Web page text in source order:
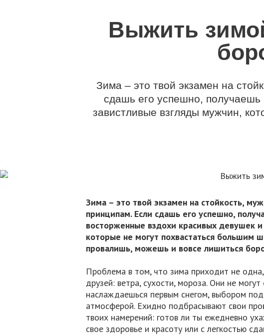
Выжить
Зима – это твой экзамен на
сдашь его успешно,
завистливые взгляды мужчин,
Зима – это твой экзамен на стойкость,
принципам. Если сдашь его успешно,
восторженные вздохи красивых девушек
которые не могут похвастаться большим
провалишь, можешь и вовсе лишиться
Проблема в том, что зима приходит не
друзей: ветра, сухости, мороза. Они не
наслаждаешься первым снегом, выбором
атмосферой. Ехидно подбрасывают свои
твоих намерений: готов ли ты ежедневно
свое здоровье и красоту или с легкостью